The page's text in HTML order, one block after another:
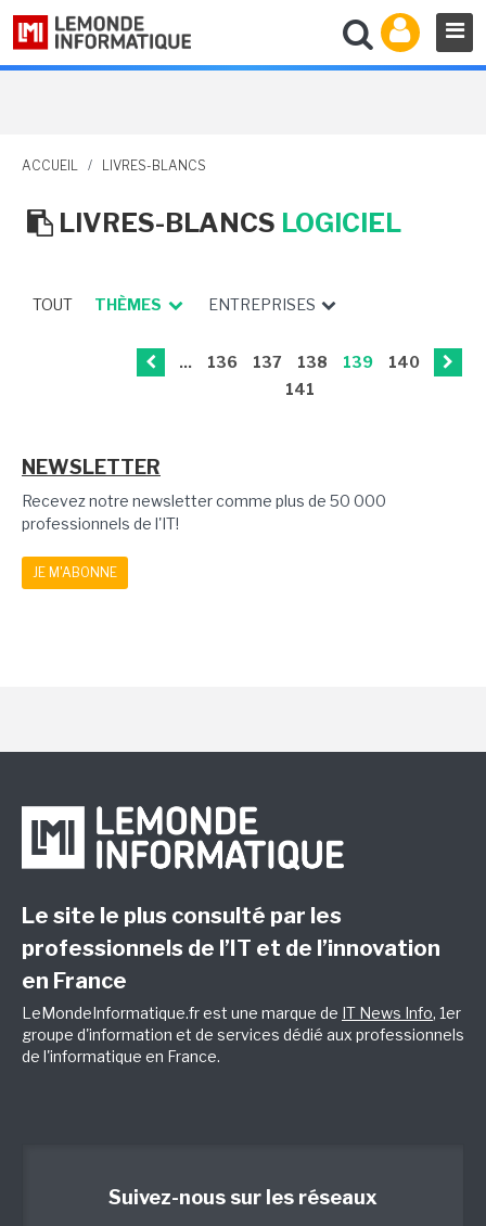
ACCUEIL / LIVRES-BLANCS
LIVRES-BLANCS LOGICIEL
TOUT THÈMES ENTREPRISES
... 136 137 138 139
140
141
NEWSLETTER
Recevez notre newsletter comme plus de 50 000
professionnels de l'IT!
JE M'ABONNE
Le site le plus consulté par les
professionnels de l’IT et de l’innovation
en France
LeMondeInformatique.fr est une marque de IT News Info, 1er
groupe d'information et de services dédié aux professionnels
de l'informatique en France.
Suivez-nous sur les réseaux